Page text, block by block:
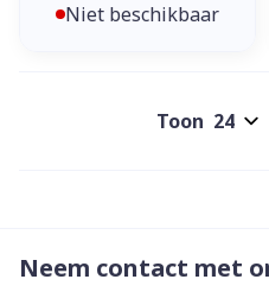
Niet beschikbaar
Toon
Neem contact met